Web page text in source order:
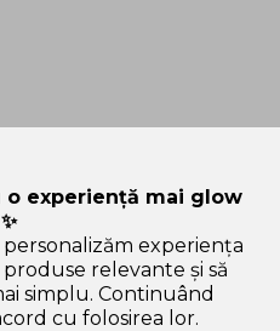
experiență mai glow
✨
personalizăm experiența
produse relevante și să
simplu. Continuând
cu folosirea lor.